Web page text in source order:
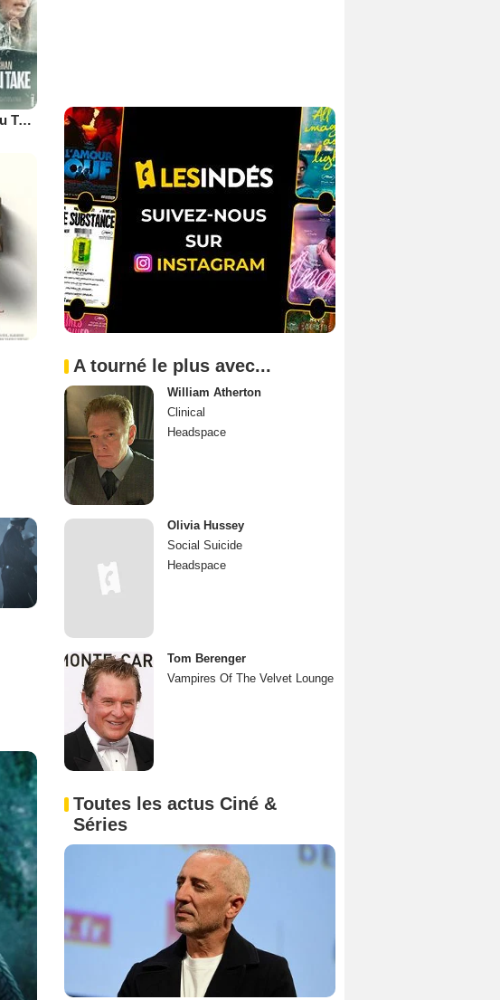
Every Breath You Take
A tourné le plus avec...
William Atherton
Clinical
Headspace
Olivia Hussey
Social Suicide
Headspace
Tom Berenger
Vampires Of The Velvet Lounge
Toutes les actus Ciné &
Séries